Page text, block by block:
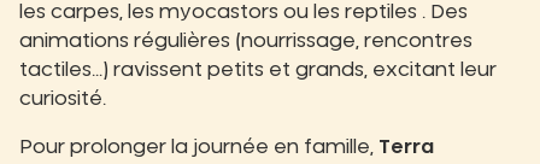
les carpes, les myocastors ou les reptiles . Des
animations régulières (nourrissage, rencontres
tactiles…) ravissent petits et grands, excitant leur
curiosité.
Pour prolonger la journée en famille, Terra